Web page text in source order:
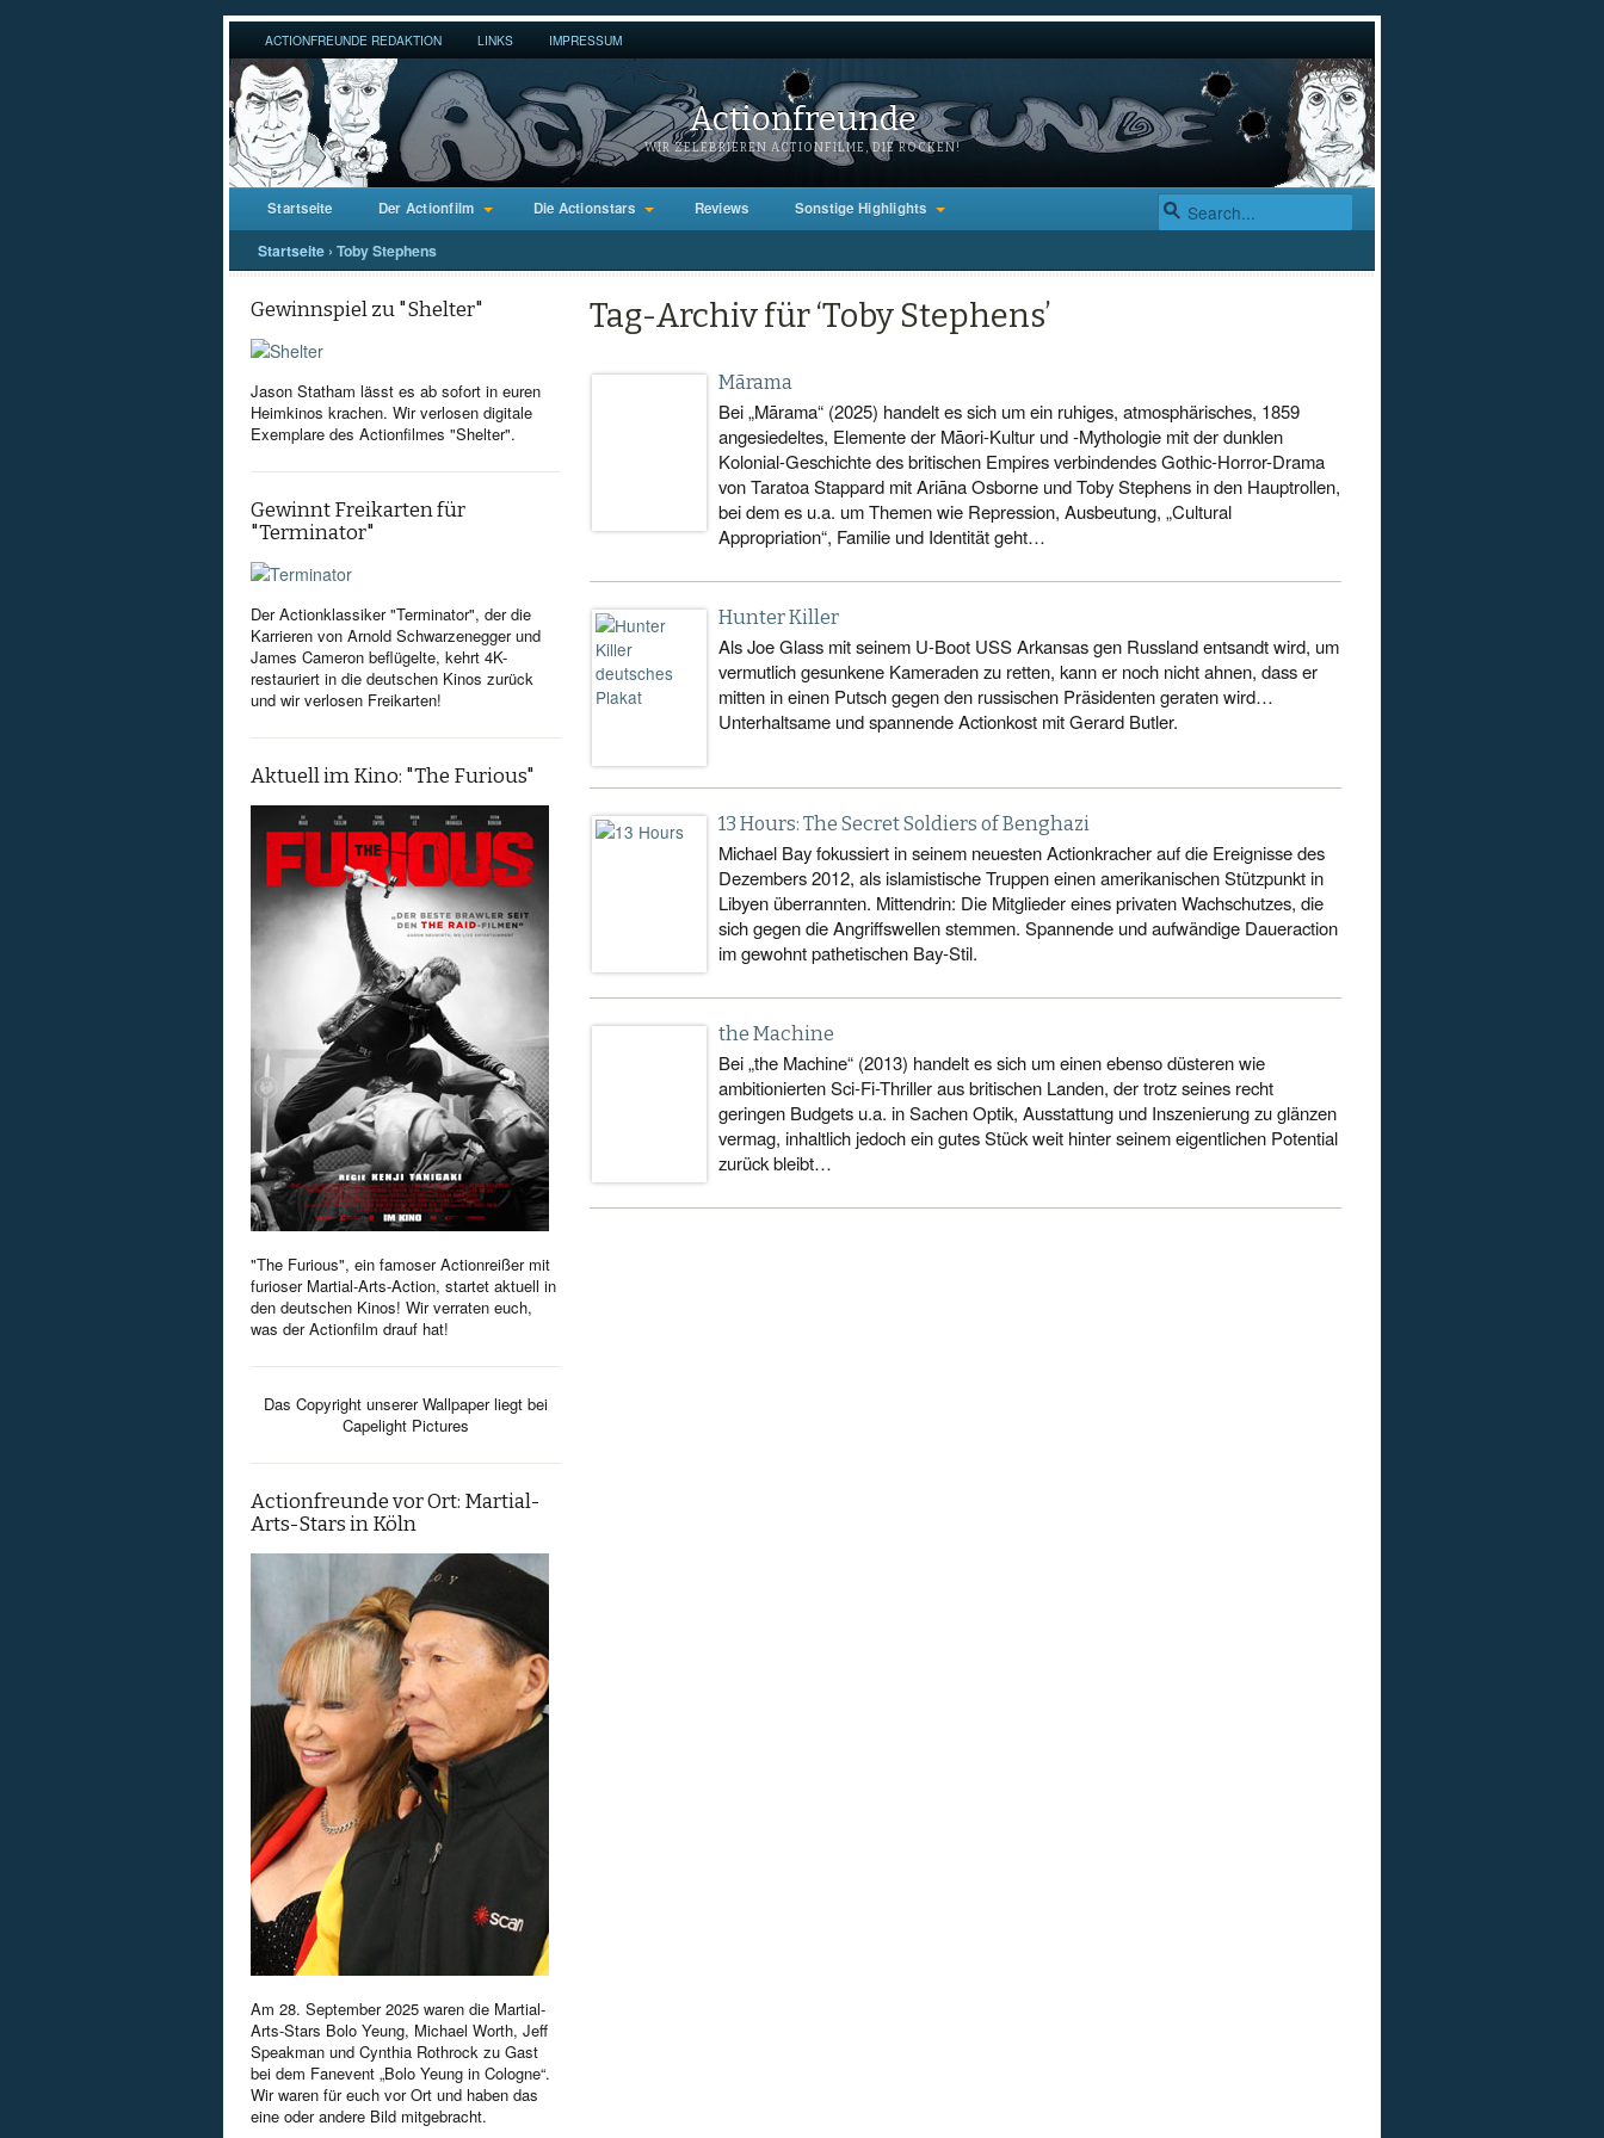
ACTIONFREUNDE REDAKTION LINKS IMPRESSUM
Actionfreunde
WIR ZELEBRIEREN ACTIONFILME, DIE ROCKEN!
Startseite Der Actionfilm Die Actionstars Reviews Sonstige Highlights
Startseite › Toby Stephens
Gewinnspiel zu "Shelter"
Jason Statham lässt es ab sofort in euren
Heimkinos krachen. Wir verlosen digitale
Exemplare des Actionfilmes "Shelter".
Gewinnt Freikarten für
"Terminator"
Der Actionklassiker "Terminator", der die
Karrieren von Arnold Schwarzenegger und
James Cameron beflügelte, kehrt 4K-
restauriert in die deutschen Kinos zurück
und wir verlosen Freikarten!
Aktuell im Kino: "The Furious"
"The Furious", ein famoser Actionreißer mit
furioser Martial-Arts-Action, startet aktuell in
den deutschen Kinos! Wir verraten euch,
was der Actionfilm drauf hat!
Das Copyright unserer Wallpaper liegt bei
Capelight Pictures
Actionfreunde vor Ort: Martial-
Arts-Stars in Köln
Am 28. September 2025 waren die Martial-
Arts-Stars Bolo Yeung, Michael Worth, Jeff
Speakman und Cynthia Rothrock zu Gast
bei dem Fanevent „Bolo Yeung in Cologne“.
Wir waren für euch vor Ort und haben das
eine oder andere Bild mitgebracht.
Tag-Archiv für ‘Toby Stephens’
Mārama
Bei „Mārama“ (2025) handelt es sich um ein ruhiges, atmosphärisches, 1859
angesiedeltes, Elemente der Māori-Kultur und -Mythologie mit der dunklen
Kolonial-Geschichte des britischen Empires verbindendes Gothic-Horror-Drama
von Taratoa Stappard mit Ariāna Osborne und Toby Stephens in den Hauptrollen,
bei dem es u.a. um Themen wie Repression, Ausbeutung, „Cultural
Appropriation“, Familie und Identität geht…
Hunter Killer
Als Joe Glass mit seinem U-Boot USS Arkansas gen Russland entsandt wird, um
vermutlich gesunkene Kameraden zu retten, kann er noch nicht ahnen, dass er
mitten in einen Putsch gegen den russischen Präsidenten geraten wird…
Unterhaltsame und spannende Actionkost mit Gerard Butler.
13 Hours: The Secret Soldiers of Benghazi
Michael Bay fokussiert in seinem neuesten Actionkracher auf die Ereignisse des
Dezembers 2012, als islamistische Truppen einen amerikanischen Stützpunkt in
Libyen überrannten. Mittendrin: Die Mitglieder eines privaten Wachschutzes, die
sich gegen die Angriffswellen stemmen. Spannende und aufwändige Daueraction
im gewohnt pathetischen Bay-Stil.
the Machine
Bei „the Machine“ (2013) handelt es sich um einen ebenso düsteren wie
ambitionierten Sci-Fi-Thriller aus britischen Landen, der trotz seines recht
geringen Budgets u.a. in Sachen Optik, Ausstattung und Inszenierung zu glänzen
vermag, inhaltlich jedoch ein gutes Stück weit hinter seinem eigentlichen Potential
zurück bleibt…